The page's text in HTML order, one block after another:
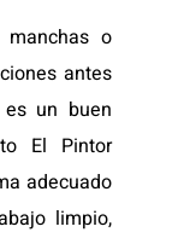
manchas o
antes
un buen
El Pintor
adecuado
limpio,